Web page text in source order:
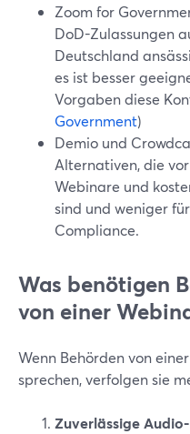
Zoom for
DoD-Zulassungen
Deutschland
es ist besser
Vorgaben diese
Government)
Demio und
Alternativen, die
Webinare und
sind und weniger
Compliance.
Was benötigen
von einer
Wenn Behörden von
sprechen, verfolgen sie
Zuverlässige